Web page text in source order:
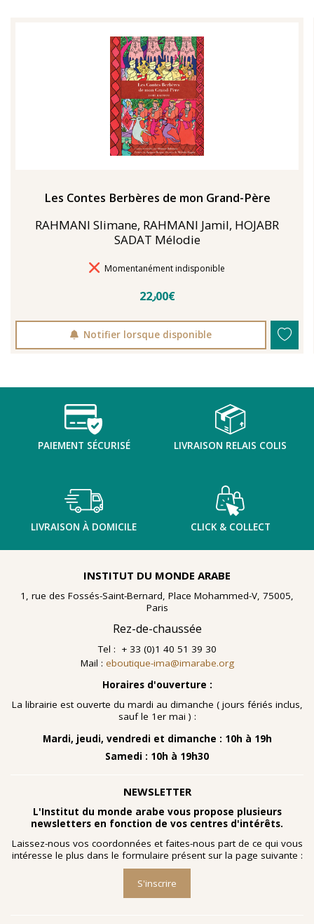
Les Contes Berbères de mon Grand-Père
RAHMANI Slimane, RAHMANI Jamil, HOJABR
SADAT Mélodie
Délais de livraison
Momentanément indisponible
22٫00€
Notifier lorsque disponible
PAIEMENT SÉCURISÉ LIVRAISON RELAIS COLIS
LIVRAISON À DOMICILE CLICK & COLLECT
INSTITUT DU MONDE ARABE
1, rue des Fossés-Saint-Bernard, Place Mohammed-V, 75005,
Paris
Rez-de-chaussée
Tel : + 33 (0)1 40 51 39 30
Mail : eboutique-ima@imarabe.org
Horaires d'ouverture :
La librairie est ouverte du mardi au dimanche ( jours fériés inclus,
sauf le 1er mai ) :
Mardi, jeudi, vendredi et dimanche : 10h à 19h
Samedi : 10h à 19h30
NEWSLETTER
L'Institut du monde arabe vous propose plusieurs
newsletters en fonction de vos centres d'intérêts.
Laissez-nous vos coordonnées et faites-nous part de ce qui vous
intéresse le plus dans le formulaire présent sur la page suivante :
S'inscrire